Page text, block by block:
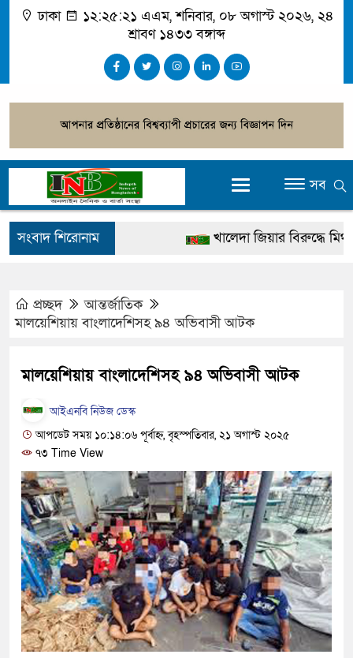
ঢাকা ১২:২৫:২২ এএম, শনিবার, ০৮ অগাস্ট ২০২৬, ২৪
শ্রাবণ ১৪৩৩ বঙ্গাব্দ
সব
সংবাদ শিরোনাম
খালেদা জিয়ার বিরুদ্ধে মিথ্যা
হবে: প্রধানমন্ত্রী
পুলিশ কোনো দলের বা গোষ্ঠীর
স্বরাষ্ট্রমন্ত্রী
গাজীপুরে সাতজনকে হত্যার
হারুনসহ ১০ জন
ঢাকার চারপাশে সচল হবে নৌপথ,
রাজধানীর দুই মেট্রো স্টেশনে
আদালতকে বলতে চাইলাম
প্রচ্ছদ
আন্তর্জাতিক
মালয়েশিয়ায় বাংলাদেশিসহ ৯৪ অভিবাসী আটক
মালয়েশিয়ায় বাংলাদেশিসহ ৯৪ অভিবাসী আটক
আইএনবি নিউজ ডেস্ক
আপডেট সময় ১০:১৪:০৬ পূর্বাহ্ন, বৃহস্পতিবার, ২১ অগাস্ট ২০২৫
৭৩ Time View